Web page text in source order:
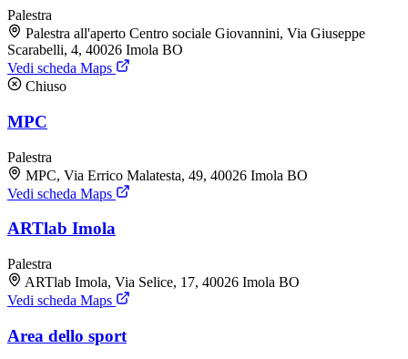
Palestra
Palestra all'aperto Centro sociale Giovannini, Via Giuseppe
Scarabelli, 4, 40026 Imola BO
Vedi scheda Maps
Chiuso
MPC
Palestra
MPC, Via Errico Malatesta, 49, 40026 Imola BO
Vedi scheda Maps
ARTlab Imola
Palestra
ARTlab Imola, Via Selice, 17, 40026 Imola BO
Vedi scheda Maps
Area dello sport